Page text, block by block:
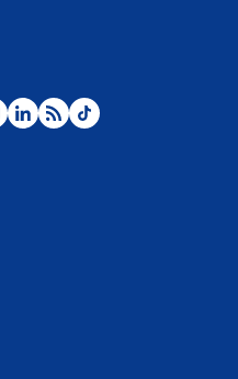
de Defensa no descarta el